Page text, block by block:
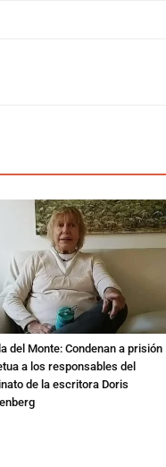
del Monte: Condenan a prisión
a los responsables del
de la escritora Doris